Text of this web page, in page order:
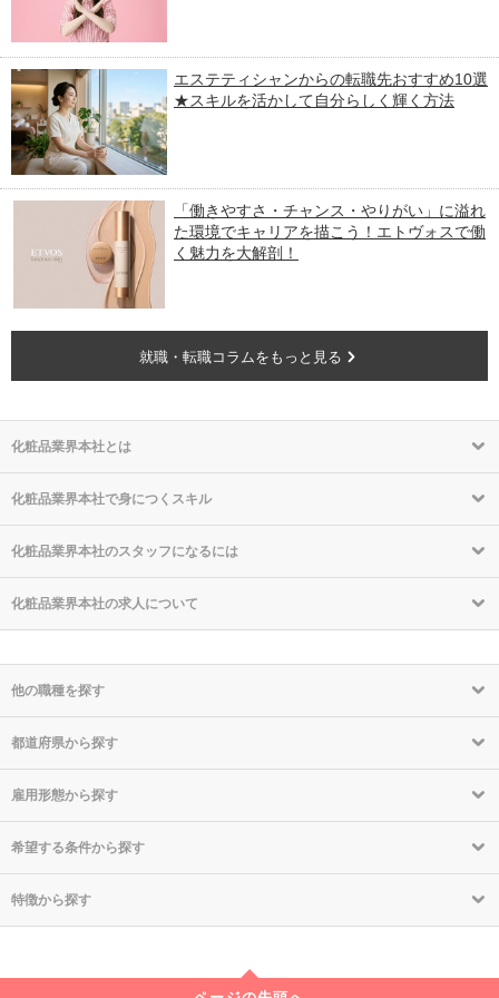
エステティシャンからの転職先おすすめ10選
★スキルを活かして自分らしく輝く方法
「働きやすさ・チャンス・やりがい」に溢れ
た環境でキャリアを描こう！エトヴォスで働
く魅力を大解剖！
就職・転職コラムをもっと見る
化粧品業界本社とは
化粧品業界本社で身につくスキル
化粧品業界本社のスタッフになるには
化粧品業界本社の求人について
他の職種を探す
都道府県から探す
雇用形態から探す
希望する条件から探す
特徴から探す